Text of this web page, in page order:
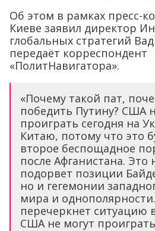
Об этом в рамках пресс-
Киеве заявил директор
глобальных стратегий
передаёт корреспондент
«ПолитНавигатора».
«Почему такой пат,
победить Путину? США
проиграть сегодня на
Китаю, потому что это
второе беспощадное
после Афганистана. Это
подорвет позиции
но и гегемонии
мира и
перечеркнет ситуацию
США не могут